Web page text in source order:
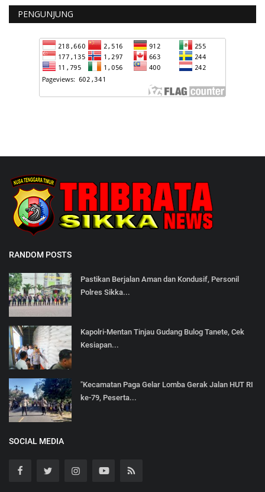
PENGUNJUNG
RANDOM POSTS
Pastikan Berjalan Aman dan Kondusif, Personil
Polres Sikka...
Kapolri-Mentan Tinjau Gudang Bulog Tanete, Cek
Kesiapan...
"Kecamatan Paga Gelar Lomba Gerak Jalan HUT RI
ke-79, Peserta...
SOCIAL MEDIA